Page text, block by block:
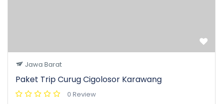
Jawa Barat
Paket Trip Curug Cigolosor Karawang
0 Review